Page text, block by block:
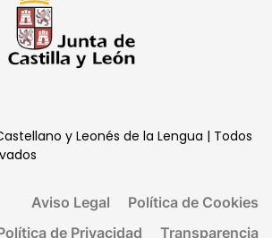
y Leonés de la Lengua | Todos
Aviso Legal
Política de Cookies
de Privacidad
Transparencia